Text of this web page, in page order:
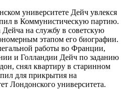
университете Дейч увлекся
в Коммунистическую партию.
на службу в советскую
этапом его биографии.
работы во Франции,
и Голландии Дейч по заданию
снял квартиру в старинном
для прикрытия на
Лондонского университета.